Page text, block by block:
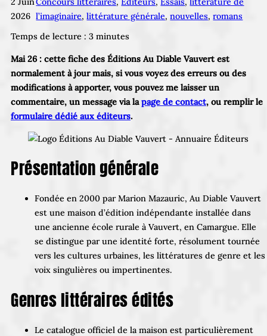
2026 l’imaginaire, littérature générale, nouvelles, romans
Temps de lecture : 3 minutes
Mai 26 : cette fiche des Éditions Au Diable Vauvert est
normalement à jour mais, si vous voyez des erreurs ou des
modifications à apporter, vous pouvez me laisser un
commentaire, un message via lapage de contact, ou remplir le
formulaire dédié aux éditeurs.
Présentation générale
Fondée en 2000 par Marion Mazauric, Au Diable Vauvert
est une maison d’édition indépendante installée dans
une ancienne école rurale à Vauvert, en Camargue. Elle
se distingue par une identité forte, résolument tournée
vers les cultures urbaines, les littératures de genre et les
voix singulières ou impertinentes.
Genres littéraires édités
Le catalogue officiel de la maison est particulièrement